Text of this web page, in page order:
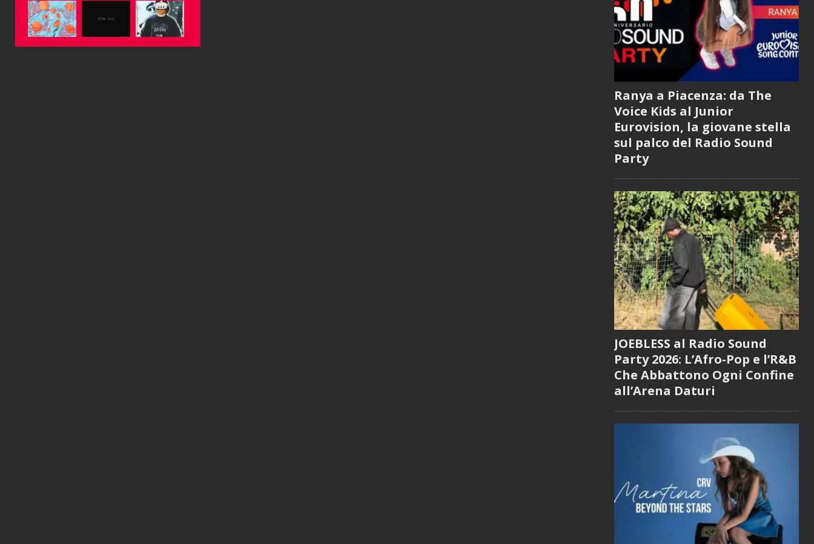
Ranya a Piacenza: da The
Voice Kids al Junior
Eurovision, la giovane stella
sul palco del Radio Sound
Party
JOEBLESS al Radio Sound
Party 2026: L’Afro-Pop e l’R&B
Che Abbattono Ogni Confine
all’Arena Daturi